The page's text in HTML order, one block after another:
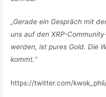
„Gerade ein Gespräch mit
uns auf den XRP-
werden, ist pures Gold. Die
kommt.“
https://twitter.com/